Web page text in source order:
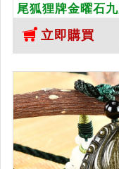
尾狐狸牌金曜石
曜石九尾狐狸玉
尾狐狸，FX056
金曜石狐狸吊墜
方翡翠寶石保證卡
立即購買